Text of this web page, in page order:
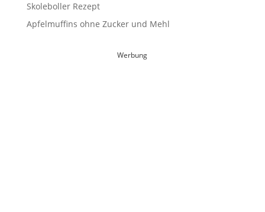
Skoleboller Rezept
Apfelmuffins ohne Zucker und Mehl
Werbung